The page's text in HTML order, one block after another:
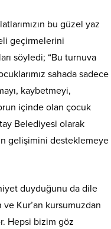
bu güzel yaz
geçirmelerini
söyledi; “Bu turnuva
sahada sadece
kaybetmeyi,
içinde olan çocuk
Belediyesi olarak
gelişimini desteklemeye
duyduğunu da dile
Kur’an kursumuzdan
Hepsi bizim göz